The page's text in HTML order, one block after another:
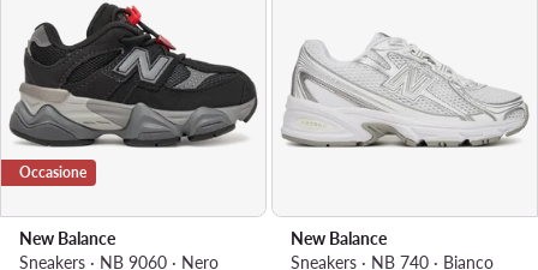
Occasione
New Balance
Sneakers · NB 9060 · Nero
New Balance
Sneakers · NB 740 · Bianco